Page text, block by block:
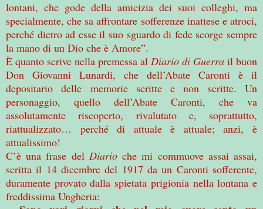
lontani, che gode della amicizia dei suoi colleghi, ma
specialmente, che sa affrontare sofferenze inattese e atroci,
perché dietro ad esse il suo sguardo di fede scorge sempre
la mano di un Dio che è Amore”.
È quanto scrive nella premessa al Diario di Guerra il buon
Don Giovanni Lunardi, che dell’Abate Caronti è il
depositario delle memorie scritte e non scritte. Un
personaggio, quello dell’Abate Caronti, che va
assolutamente riscoperto, rivalutato e, soprattutto,
riattualizzato… perché di attuale è attuale; anzi, è
attualissimo!
C’è una frase del Diarioche mi commuove assai assai,
scritta il 14 dicembre del 1917 da un Caronti sofferente,
duramente provato dalla spietata prigionia nella lontana e
freddissima Ungheria: